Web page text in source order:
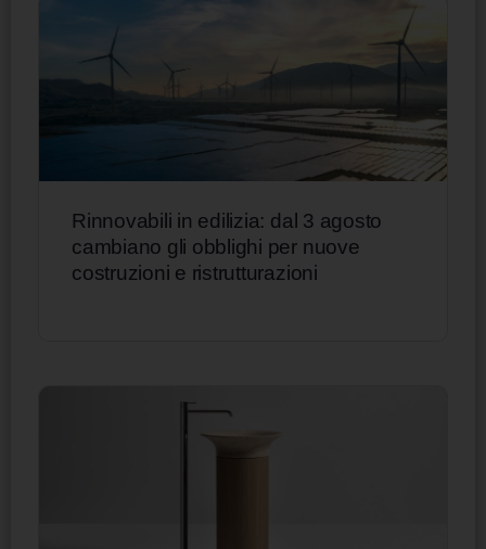
Rinnovabili in edilizia: dal 3 agosto
cambiano gli obblighi per nuove
costruzioni e ristrutturazioni